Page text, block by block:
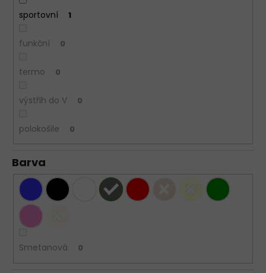
sportovní 1
funkční 0
termo 0
výstřih do V 0
polokošile 0
Barva
Smetanová 0